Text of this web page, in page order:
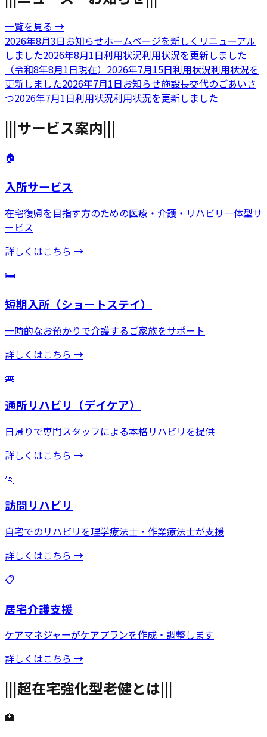
一覧を見る →
2026年8月3日お知らせホームページを新しくリニューアル
しました2026年8月1日利用状況利用状況を更新しました
（令和8年8月1日現在） 2026年7月15日利用状況利用状況を
更新しました2026年7月1日お知らせ施設長交代のごあいさ
つ2026年7月1日利用状況利用状況を更新しました
|||サービス案内|||
🏠
入所サービス
在宅復帰を目指す方のための医療・介護・リハビリ一体型サ
ービス
詳しくはこちら →
🛏️
短期入所（ショートステイ）
一時的なお預かりで介護するご家族をサポート
詳しくはこちら →
🚌
通所リハビリ（デイケア）
日帰りで専門スタッフによる本格リハビリを提供
詳しくはこちら →
🏃
訪問リハビリ
自宅でのリハビリを理学療法士・作業療法士が支援
詳しくはこちら →
📋
居宅介護支援
ケアマネジャーがケアプランを作成・調整します
詳しくはこちら →
|||超在宅強化型老健とは|||
🏥